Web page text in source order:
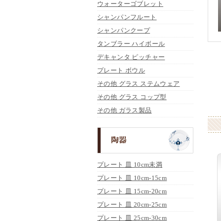
ウォーターゴブレット
シャンパンフルート
シャンパンクープ
タンブラー ハイボール
デキャンタ ピッチャー
プレート ボウル
その他 グラス ステムウェア
その他 グラス コップ型
その他 ガラス製品
プレート 皿 10cm未満
プレート 皿 10cm-15cm
プレート 皿 15cm-20cm
プレート 皿 20cm-25cm
プレート 皿 25cm-30cm